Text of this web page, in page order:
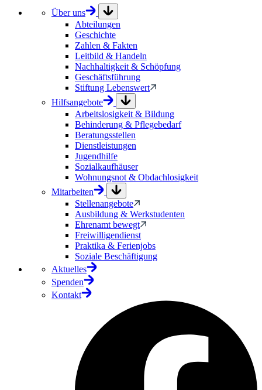
Über uns
Abteilungen
Geschichte
Zahlen & Fakten
Leitbild & Handeln
Nachhaltigkeit & Schöpfung
Geschäftsführung
Stiftung Lebenswert
Hilfsangebote
Arbeitslosigkeit & Bildung
Behinderung & Pflegebedarf
Beratungsstellen
Dienstleistungen
Jugendhilfe
Sozialkaufhäuser
Wohnungsnot & Obdachlosigkeit
Mitarbeiten
Stellenangebote
Ausbildung & Werkstudenten
Ehrenamt bewegt
Freiwilligendienst
Praktika & Ferienjobs
Soziale Beschäftigung
Aktuelles
Spenden
Kontakt